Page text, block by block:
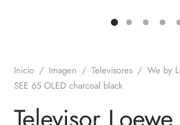
Inicio / Imagen / Televisores / We by
SEE 65 OLED charcoal black